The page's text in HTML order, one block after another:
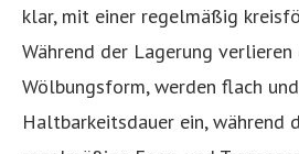
klar, mit einer regelmäßig
Während der Lagerung verlieren
Wölbungsform, werden flach
Haltbarkeitsdauer ein, während